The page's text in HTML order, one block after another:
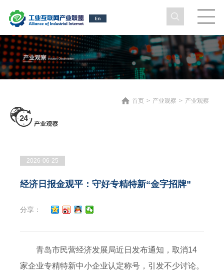
首页 > 产业观察 > 产业观察
2026-06-25
经济日报金观平：守好专精特新“金字招牌”
分享：
青岛市民营经济发展局近日发布通知，取消14
家企业专精特新中小企业认定称号，引发不少讨论。